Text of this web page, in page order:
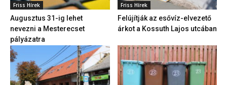
Friss Hírek
Augusztus 31-ig lehet
nevezni a Mesterecset
pályázatra
Friss Hírek
Felújítják az esővíz-elvezető
árkot a Kossuth Lajos utcában